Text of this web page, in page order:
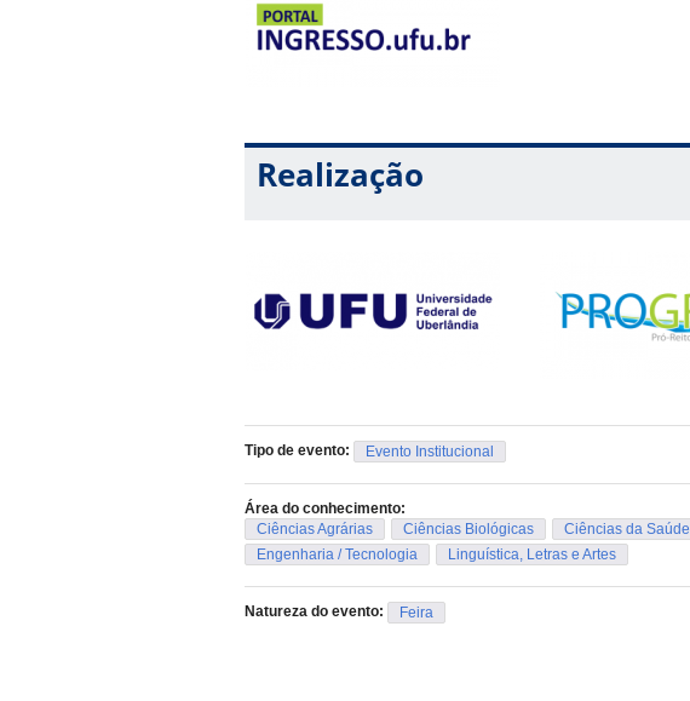
Realização
Tipo de evento: Evento Institucional
Área do conhecimento:
Ciências Agrárias
Ciências Biológicas Ciências da Saúde
Engenharia / Tecnologia
Linguística, Letras e Artes
Natureza do evento: Feira